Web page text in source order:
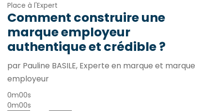
Place à l'Expert
Comment construire une
marque employeur
authentique et crédible ?
par Pauline BASILE, Experte en marque et marque
employeur
0m00s
0m00s